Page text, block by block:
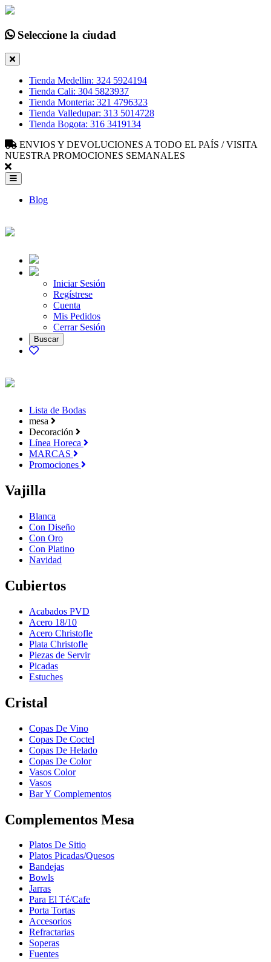
Seleccione la ciudad
Tienda Medellin: 324 5924194
Tienda Cali: 304 5823937
Tienda Monteria: 321 4796323
Tienda Valledupar: 313 5014728
Tienda Bogota: 316 3419134
ENVIOS Y DEVOLUCIONES A TODO EL PAÍS / VISITA
NUESTRA PROMOCIONES SEMANALES
Blog
Iniciar Sesión
Regístrese
Cuenta
Mis Pedidos
Cerrar Sesión
Lista de Bodas
mesa
Decoración
Línea Horeca
MARCAS
Promociones
Vajilla
Blanca
Con Diseño
Con Oro
Con Platino
Navidad
Cubiertos
Acabados PVD
Acero 18/10
Acero Christofle
Plata Christofle
Piezas de Servir
Picadas
Estuches
Cristal
Copas De Vino
Copas De Coctel
Copas De Helado
Copas De Color
Vasos Color
Vasos
Bar Y Complementos
Complementos Mesa
Platos De Sitio
Platos Picadas/Quesos
Bandejas
Bowls
Jarras
Para El Té/Cafe
Porta Tortas
Accesorios
Refractarias
Soperas
Fuentes